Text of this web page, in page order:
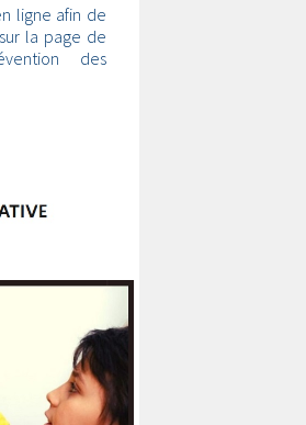
ligne afin de
la page de
des